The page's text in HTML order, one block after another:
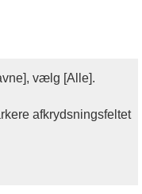
vælg [Alle].
afkrydsningsfeltet